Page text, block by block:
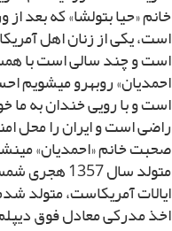
خانم «حیا بتول‏شا» که بعد از
است، یکى از زنان اهل
است و چند سالى است با
احمدیان» روبه‏رو مى‏شویم
است و با رویى خندان به ما
راضى است و ایران را محل
صحبت خانم «احمدیان»
متولد سال
ایالات آمریکاست، متولد
اخذ مدرکى معادل فوق